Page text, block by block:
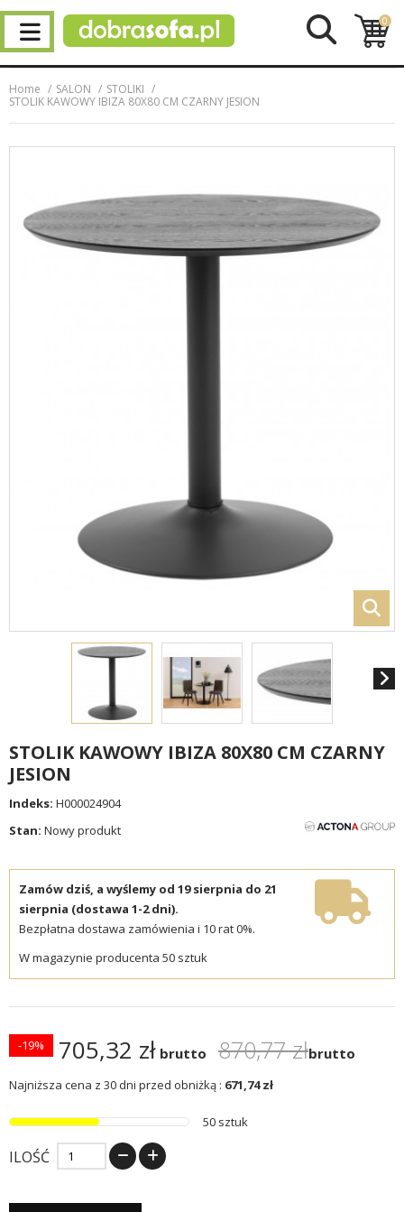
0
Home SALON
STOLIKI
STOLIK KAWOWY IBIZA 80X80 CM CZARNY JESION
STOLIK KAWOWY IBIZA 80X80 CM CZARNY
JESION
Indeks: H000024904
Stan: Nowy produkt
Zamów dziś, a wyślemy od 19 sierpnia do 21
sierpnia (dostawa 1-2 dni).
Bezpłatna dostawa zamówienia i 10 rat 0%.
W magazynie producenta 50 sztuk
705,32 zł brutto 870,77 złbrutto
-19%
Najniższa cena z 30 dni przed obniżką : 671,74 zł
50 sztuk
ILOŚĆ